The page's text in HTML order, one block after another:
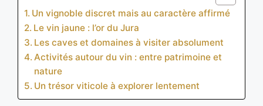
Un vignoble discret mais au caractère affirmé
Le vin jaune : l’or du Jura
Les caves et domaines à visiter absolument
Activités autour du vin : entre patrimoine et
nature
Un trésor viticole à explorer lentement